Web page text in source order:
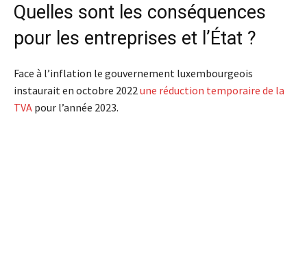
Quelles sont les conséquences
pour les entreprises et l’État ?
Face à l’inflation le gouvernement luxembourgeois
instaurait en octobre 2022 une réduction temporaire de la
TVA pour l’année 2023.